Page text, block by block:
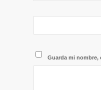
Guarda mi nombre,